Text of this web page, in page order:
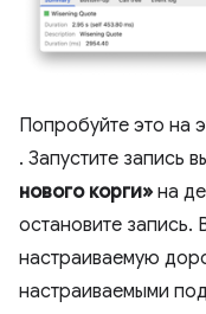
Попробуйте это на
. Запустите запись
нового корги» на
остановите запись.
настраиваемую
настраиваемыми